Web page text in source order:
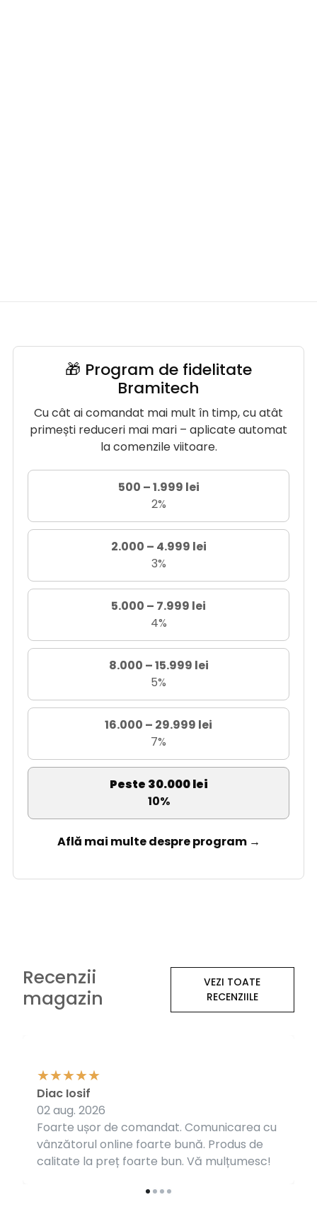
🎁 Program de fidelitate
Bramitech
Cu cât ai comandat mai mult în timp, cu atât
primești reduceri mai mari – aplicate automat
la comenzile viitoare.
500 – 1.999 lei
2%
2.000 – 4.999 lei
3%
5.000 – 7.999 lei
4%
8.000 – 15.999 lei
5%
16.000 – 29.999 lei
7%
Peste 30.000 lei
10%
Află mai multe despre program →
Recenzii
magazin
VEZI TOATE
RECENZIILE
Foarte ușor de comandat. Comunicarea cu
vânzătorul online foarte bună. Produs de
calitate la preț foarte bun. Vă mulțumesc!
Diac Iosif
02 aug. 2026